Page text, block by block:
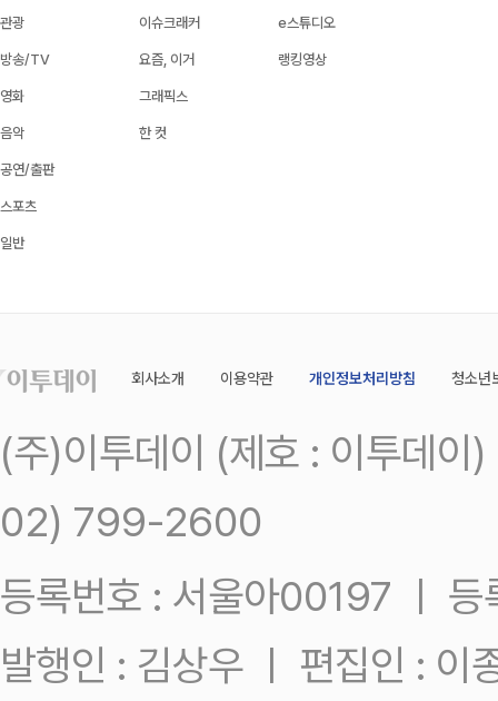
관광
방송/TV
영화
음악
공연/출판
스포츠
일반
이슈크래커
요즘, 이거
그래픽스
한 컷
e스튜디오
랭킹영상
회사소개 이용약관 개인정보처리방침 청소년
(주)이투데이 (제호 : 이투데
02) 799-2600
등록번호 : 서울아00197 ㅣ
발행인 : 김상우 ㅣ 편집인 : 이